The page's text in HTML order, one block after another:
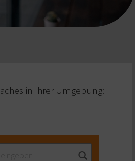
in Ihrer Umgebung: